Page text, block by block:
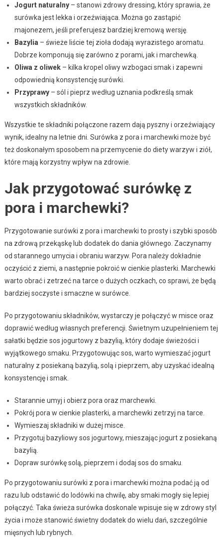
Jogurt naturalny– stanowi zdrowy dressing, który sprawia, że
surówka jest lekka i orzeźwiająca. Można go zastąpić
majonezem, jeśli preferujesz bardziej kremową wersję.
Bazylia – świeże liście tej zioła dodają wyrazistego aromatu.
Dobrze komponują się zarówno z porami, jak i marchewką.
Oliwa z oliwek– kilka kropel oliwy wzbogaci smak i zapewni
odpowiednią konsystencję surówki.
Przyprawy– sól i pieprz według uznania podkreślą smak
wszystkich składników.
Wszystkie te składniki połączone razem dają pyszny i orzeźwiający
wynik, idealny na letnie dni. Surówka z pora i marchewki może być
też doskonałym sposobem na przemycenie do diety warzyw i ziół,
które mają korzystny wpływ na zdrowie.
Jak przygotować surówkę z
pora i marchewki?
Przygotowanie surówki z pora i marchewki to prosty i szybki sposób
na zdrową przekąskę lub dodatek do dania głównego. Zaczynamy
od starannego umycia i obraniu warzyw. Pora należy dokładnie
oczyścić z ziemi, a następnie pokroić w cienkie plasterki. Marchewki
warto obrać i zetrzeć na tarce o dużych oczkach, co sprawi, że będą
bardziej soczyste i smaczne w surówce.
Po przygotowaniu składników, wystarczy je połączyć w misce oraz
doprawić według własnych preferencji. Świetnym uzupełnieniem tej
sałatki będzie sos jogurtowy z bazylią, który dodaje świeżości i
wyjątkowego smaku. Przygotowując sos, warto wymieszać jogurt
naturalny z posiekaną bazylią, solą i pieprzem, aby uzyskać idealną
konsystencję i smak.
Starannie umyj i obierz pora oraz marchewki.
Pokrój pora w cienkie plasterki, a marchewki zetrzyj na tarce.
Wymieszaj składniki w dużej misce.
Przygotuj bazyliowy sos jogurtowy, mieszając jogurt z posiekaną
bazylią.
Dopraw surówkę solą, pieprzem i dodaj sos do smaku.
Po przygotowaniu surówki z pora i marchewki można podać ją od
razu lub odstawić do lodówki na chwilę, aby smaki mogły się lepiej
połączyć. Taka świeża surówka doskonale wpisuje się w zdrowy styl
życia i może stanowić świetny dodatek do wielu dań, szczególnie
mięsnych lub rybnych.